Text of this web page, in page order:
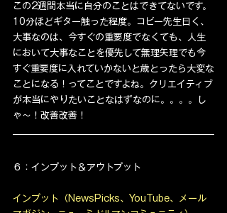
この2週間本当に自分のことはできてないです。
10分ほどギター触った程度。コビー先生曰く、
大事なのは、今すぐの重要度でなくても、人生
において大事なことを優先して無理矢理でも今
すぐ重要度に入れていかないと歳とったら大変な
ことになる！ってことですよね。クリエイティブ
が本当にやりたいことなはずなのに。。。。し
ゃ〜！改善改善！
６：インプット＆アウトプット
インプット（NewsPicks、YouTube、メール